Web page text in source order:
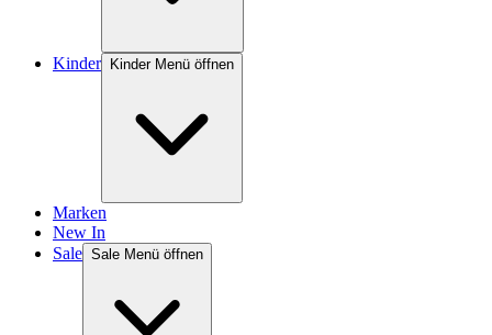
Kinder Kinder Menü öffnen
Marken
New In
Sale Sale Menü öffnen